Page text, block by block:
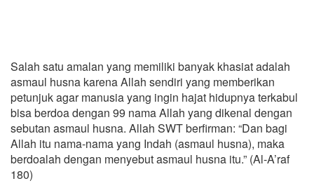
Salah satu amalan yang memiliki banyak khasiat adalah
asmaul husna karena Allah sendiri yang memberikan
petunjuk agar manusia yang ingin hajat hidupnya terkabul
bisa berdoa dengan 99 nama Allah yang dikenal dengan
sebutan asmaul husna. Allah SWT berfirman: “Dan bagi
Allah itu nama-nama yang Indah (asmaul husna), maka
berdoalah dengan menyebut asmaul husna itu.” (Al-A’raf
180)